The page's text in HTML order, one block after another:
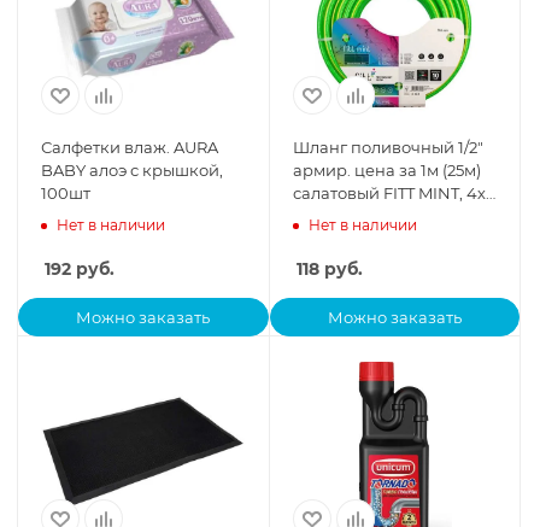
Салфетки влаж. AURA
BABY алоэ с крышкой,
100шт
Нет в наличии
192 руб.
Можно заказать
Шланг поливочный 1/2"
армир. цена за 1м (25м)
салатовый FITT MINT, 4х
слойный, с анти-УФ
Нет в наличии
118руб.
Можно заказать